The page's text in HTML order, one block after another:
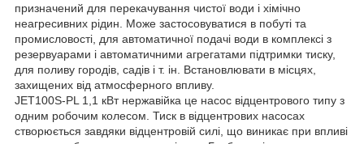
призначений для перекачування чистої води і хімічно
неагресивних рідин. Може застосовуватися в побуті та
промисловості, для автоматичної подачі води в комплексі з
резервуарами і автоматичними агрегатами підтримки тиску,
для поливу городів, садів і т. ін. Встановлювати в місцях,
захищених від атмосферного впливу.
JET100S-PL 1,1 кВт нержавійка це насос відцентрового типу з
одним робочим колесом. Тиск в відцентрових насосах
створюється завдяки відцентровій силі, що виникає при впливі